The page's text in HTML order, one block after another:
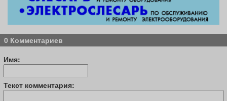
0 Комментариев
Имя:
Текст комментария: